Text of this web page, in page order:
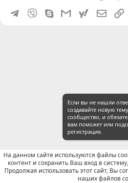
Telegram
Viber SkypeGmailyahoomail
WeChat: Общие вопросы
Если вы не нашли
создавайте новую
сообщество, и
вам поможет или
регистрация.
На данном сайте используются файлы
контент и сохранить Ваш вход в
Продолжая использовать этот сайт, Вы
наших файлов